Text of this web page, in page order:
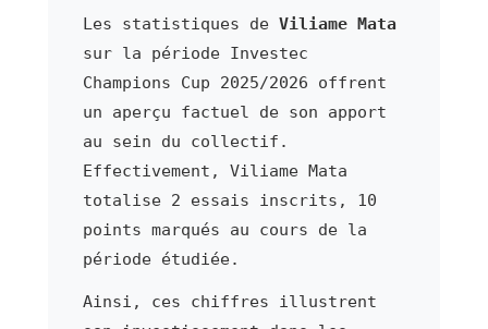
Les statistiques de Viliame Mata
sur la période Investec
Champions Cup 2025/2026 offrent
un aperçu factuel de son apport
au sein du collectif.
Effectivement, Viliame Mata
totalise 2 essais inscrits, 10
points marqués au cours de la
période étudiée.
Ainsi, ces chiffres illustrent